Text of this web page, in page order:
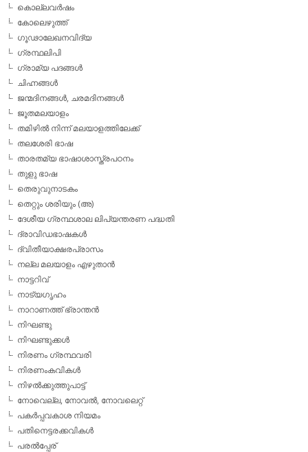
കൊല്ലവര്‍ഷം
കോലെഴുത്ത്
ഗൂഢാലേഖനവിദ്യ
ഗ്രന്ഥലിപി
ഗ്രാമ്യ പദങ്ങള്‍
ചിഹ്നങ്ങള്‍
ജന്മദിനങ്ങള്‍, ചരമദിനങ്ങള്‍
ജൂതമലയാളം
തമിഴില്‍ നിന്ന് മലയാളത്തിലേക്ക്
തലശേരി ഭാഷ
താരതമ്യ ഭാഷാശാസ്ത്രപഠനം
തുളു ഭാഷ
തെരുവുനാടകം
തെറ്റും ശരിയും (അ)
ദേശീയ ഗ്രന്ഥശാല ലിപ്യന്തരണ പദ്ധതി
ദ്രാവിഡഭാഷകള്‍
ദ്വിതീയാക്ഷരപ്രാസം
നല്ല മലയാളം എഴുതാന്‍
നാട്ടറിവ്
നാട്യഗൃഹം
നാറാണത്ത് ഭ്രാന്തന്‍
നിഘണ്ടു
നിഘണ്ടുക്കള്‍
നിരണം ഗ്രന്ഥവരി
നിരണംകവികള്‍
നിഴല്‍ക്കുത്തുപാട്ട്
നോവെല്ല, നോവല്‍, നോവലെറ്റ്
പകര്‍പ്പവകാശ നിയമം
പതിനെട്ടരക്കവികള്‍
പരല്‍പ്പേര്